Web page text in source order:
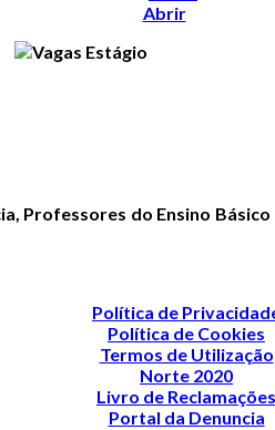
Abrir
Professores do Ensino
Política de
Política de Cookies
Termos de Utilização
Norte 2020
Livro de Reclamações
Portal da Denuncia